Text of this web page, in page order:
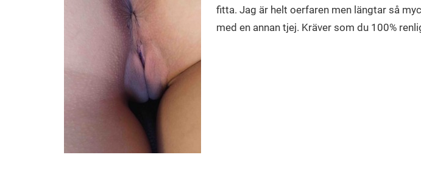
fitta. Jag är helt oerfaren men längtar så
med en annan tjej. Kräver som du 100%